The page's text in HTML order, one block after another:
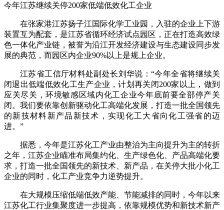
今年江苏继续关停200家低端低效化工企业
在张家港江苏扬子江国际化学工业园，入驻的企业上下游
装置互为配套，是江苏省循环经济试点园区，正在打造高效绿
色一体化产业链，被誉为沿江开发经济建设与生态建设同步发
展的典范，而园区内企业90%以上是规上企业。
江苏省工信厅材料处副处长刘华说：“今年全省将继续关
闭退出低端低效化工生产企业，计划再关闭200家以上，做到
应关尽关，环境敏感区域内化工企业今年底前要全部停产关
闭。我们要依靠创新驱动化工高端化发展，打造一批全国领先
的新技材料新产品新技术，实现化工大省向化工强省的迈
进。”
据悉，今年是江苏化工产业由整治为主向提升为主的转折
之年，江苏企业瞄准布局集约化、生产绿色化、产品高端化要
求，打造一批全国领先的新技术、新产品，在关停大批小化工
企业的同时，化工产业竞争力逆势提升。
在大规模压缩低端低效产能、节能减排的同时，今年以来
江苏化工行业集聚度进一步提高，依靠规模优势和新技术新产